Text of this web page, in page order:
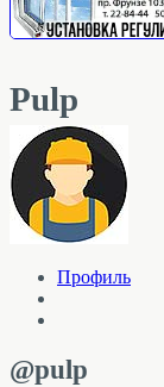
Pulp
Профиль
@pulp